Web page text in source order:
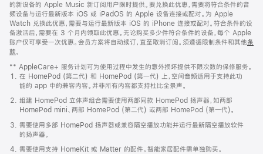
页
脚
的新设备的 Apple Music 新订阅用户限时提供。要兑换此优惠，需要将符合条件的音
频设备与运行最新版本 iOS 或 iPadOS 的 Apple 设备连接或配对。为 Apple
Watch 兑换此优惠，需要与运行最新版本 iOS 的 iPhone 连接或配对。符合条件的设
备激活后，需要在 3 个月内领取此优惠。无论购买多少件符合条件的设备，每个 Apple
账户仅可享受一次优惠。会员方案将自动续订，直至取消订阅。须遵循限制条件和其他条
款。
窗
口
中
打
开)
** AppleCare+ 服务计划可为使用过程中发生的意外损坏提供不限次数的保修服务。
在 HomePod (第二代) 和 HomePod (第一代) 上，空间音频适用于支持此功
能的 app 中的兼容内容。并非所有内容都支持杜比全景声。
组建 HomePod 立体声组合需要使用两部同款 HomePod 扬声器，如两部
HomePod mini、两部 HomePod (第二代) 或两部 HomePod (第一代)。
需要使用多部 HomePod 扬声器或兼容隔空播放功能并运行最新隔空播放软件
的扬声器。
需要使用支持 HomeKit 或 Matter 的配件。智能家居配件需单独购买。